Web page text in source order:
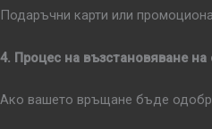
Подаръчни карти или
4. Процес на възстановяване на
Ако вашето връщане бъде